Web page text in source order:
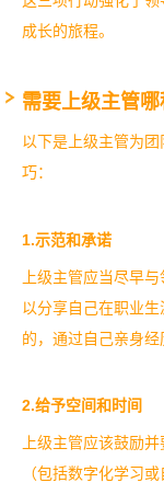
成长的旅程。
需要上级主管哪
以下是上级主管为
巧：
1.示范和承诺
上级主管应当尽早
以分享自己在职业
的，通过自己亲身经
2.给予空间和时间
上级主管应该鼓励
（包括数字化学习